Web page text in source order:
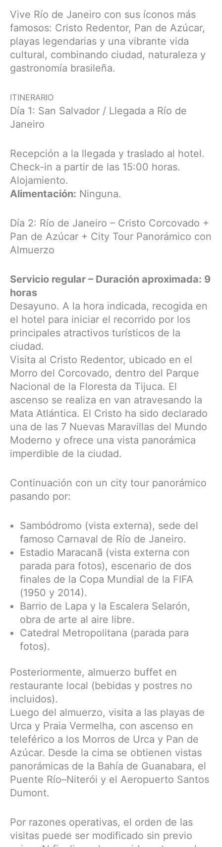
Vive Río de Janeiro con sus íconos más
famosos: Cristo Redentor, Pan de Azúcar,
playas legendarias y una vibrante vida
cultural, combinando ciudad, naturaleza y
gastronomía brasileña.
ITINERARIO
Día 1: San Salvador / Llegada a Río de
Janeiro
Recepción a la llegada y traslado al hotel.
Check-in a partir de las 15:00 horas.
Alojamiento.
Alimentación: Ninguna.
Día 2: Río de Janeiro – Cristo Corcovado +
Pan de Azúcar + City Tour Panorámico con
Almuerzo
Servicio regular – Duración aproximada: 9
horas
Desayuno. A la hora indicada, recogida en
el hotel para iniciar el recorrido por los
principales atractivos turísticos de la
ciudad.
Visita al Cristo Redentor, ubicado en el
Morro del Corcovado, dentro del Parque
Nacional de la Floresta da Tijuca. El
ascenso se realiza en van atravesando la
Mata Atlántica. El Cristo ha sido declarado
una de las 7 Nuevas Maravillas del Mundo
Moderno y ofrece una vista panorámica
imperdible de la ciudad.
Continuación con un city tour panorámico
pasando por:
Sambódromo (vista externa), sede del
famoso Carnaval de Río de Janeiro.
Estadio Maracanã (vista externa con
parada para fotos), escenario de dos
finales de la Copa Mundial de la FIFA
(1950 y 2014).
Barrio de Lapa y la Escalera Selarón,
obra de arte al aire libre.
Catedral Metropolitana (parada para
fotos).
Posteriormente, almuerzo buffet en
restaurante local (bebidas y postres no
incluidos).
Luego del almuerzo, visita a las playas de
Urca y Praia Vermelha, con ascenso en
teleférico a los Morros de Urca y Pan de
Azúcar. Desde la cima se obtienen vistas
panorámicas de la Bahía de Guanabara, el
Puente Río–Niterói y el Aeropuerto Santos
Dumont.
Por razones operativas, el orden de las
visitas puede ser modificado sin previo